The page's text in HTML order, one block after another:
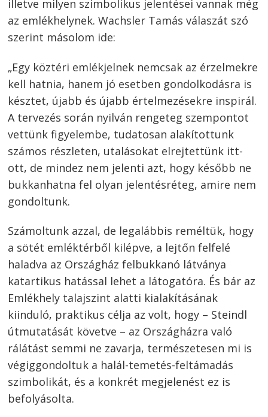
illetve milyen szimbolikus jelentései vannak még
az emlékhelynek. Wachsler Tamás válaszát szó
szerint másolom ide:
„Egy köztéri emlékjelnek nemcsak az érzelmekre
kell hatnia, hanem jó esetben gondolkodásra is
késztet, újabb és újabb értelmezésekre inspirál.
A tervezés során nyilván rengeteg szempontot
vettünk figyelembe, tudatosan alakítottunk
számos részleten, utalásokat elrejtettünk itt-
ott, de mindez nem jelenti azt, hogy később ne
bukkanhatna fel olyan jelentésréteg, amire nem
gondoltunk.
Számoltunk azzal, de legalábbis reméltük, hogy
a sötét emléktérből kilépve, a lejtőn felfelé
haladva az Országház felbukkanó látványa
katartikus hatással lehet a látogatóra. És bár az
Emlékhely talajszint alatti kialakításának
kiinduló, praktikus célja az volt, hogy – Steindl
útmutatását követve – az Országházra való
rálátást semmi ne zavarja, természetesen mi is
végiggondoltuk a halál-temetés-feltámadás
szimbolikát, és a konkrét megjelenést ez is
befolyásolta.